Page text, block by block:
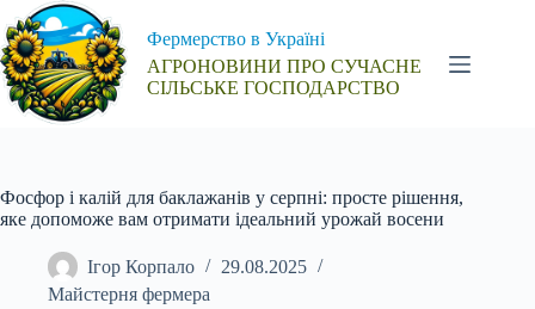
Перейти
до
вмісту
Фермерство в Україні
АГРОНОВИНИ ПРО СУЧАСНЕ
СІЛЬСЬКЕ ГОСПОДАРСТВО
Фосфор і калій для баклажанів у серпні: просте рішення,
яке допоможе вам отримати ідеальний урожай восени
Ігор Корпало
29.08.2025
Майстерня фермера